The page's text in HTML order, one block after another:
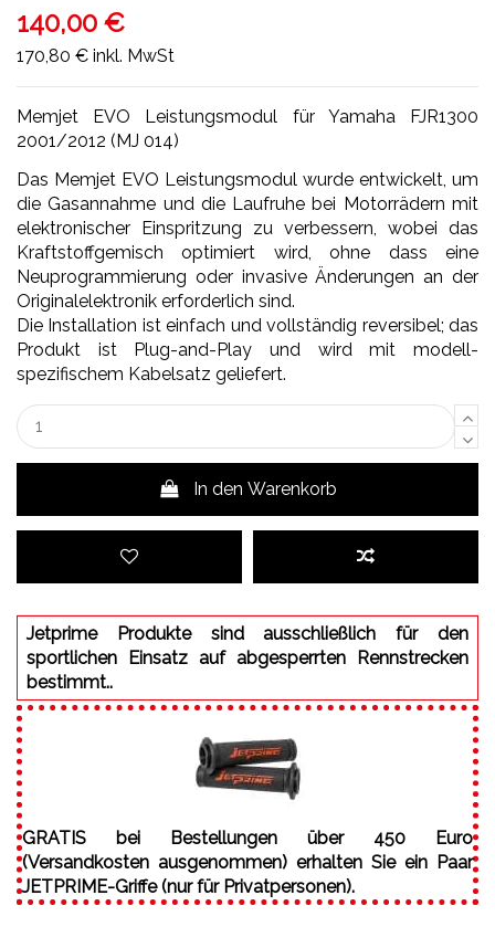
140,00 €
170,80 € inkl. MwSt
Memjet EVO Leistungsmodul für Yamaha FJR1300
2001/2012 (MJ 014)
Das Memjet EVO Leistungsmodul wurde entwickelt, um
die Gasannahme und die Laufruhe bei Motorrädern mit
elektronischer Einspritzung zu verbessern, wobei das
Kraftstoffgemisch optimiert wird, ohne dass eine
Neuprogrammierung oder invasive Änderungen an der
Originalelektronik erforderlich sind.
Die Installation ist einfach und vollständig reversibel; das
Produkt ist Plug-and-Play und wird mit modell-
spezifischem Kabelsatz geliefert.
In den Warenkorb
Jetprime Produkte sind ausschließlich für den
sportlichen Einsatz auf abgesperrten Rennstrecken
bestimmt..
GRATIS bei Bestellungen über 450 Euro
(Versandkosten ausgenommen) erhalten Sie ein Paar
JETPRIME-Griffe (nur für Privatpersonen).